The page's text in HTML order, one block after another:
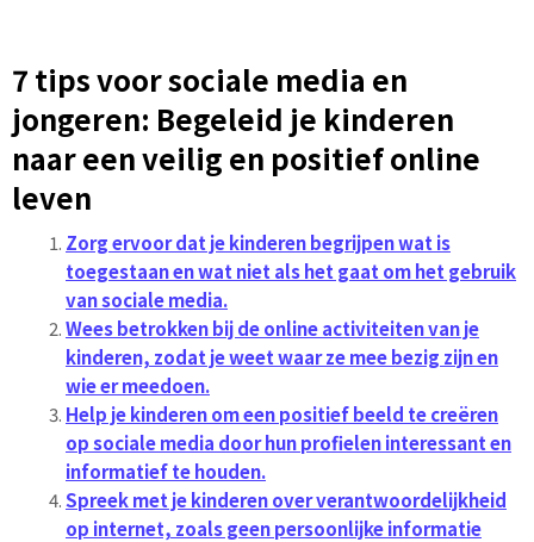
7 tips voor sociale media en
jongeren: Begeleid je kinderen
naar een veilig en positief online
leven
Zorg ervoor dat je kinderen begrijpen wat is
toegestaan ​​en wat niet als het gaat om het gebruik
van sociale media.
Wees betrokken bij de online activiteiten van je
kinderen, zodat je weet waar ze mee bezig zijn en
wie er meedoen.
Help je kinderen om een ​​positief beeld te creëren
op sociale media door hun profielen interessant en
informatief te houden.
Spreek met je kinderen over verantwoordelijkheid
op internet, zoals geen persoonlijke informatie